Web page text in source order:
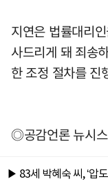
지연은 법률대리
사드리게 돼 죄송
한 조정 절차를 진
◎공감언론 뉴시스